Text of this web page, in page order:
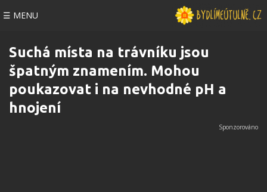
☰ MENU
Suchá místa na trávníku jsou
špatným znamením. Mohou
poukazovat i na nevhodné pH a
hnojení